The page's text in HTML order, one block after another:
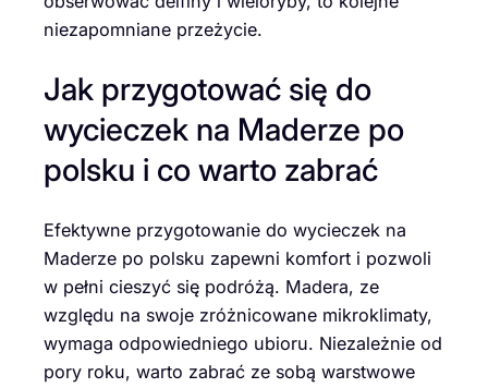
niezapomniane przeżycie.
Jak przygotować się do
wycieczek na Maderze po
polsku i co warto zabrać
Efektywne przygotowanie do wycieczek na
Maderze po polsku zapewni komfort i pozwoli
w pełni cieszyć się podróżą. Madera, ze
względu na swoje zróżnicowane mikroklimaty,
wymaga odpowiedniego ubioru. Niezależnie od
pory roku, warto zabrać ze sobą warstwowe